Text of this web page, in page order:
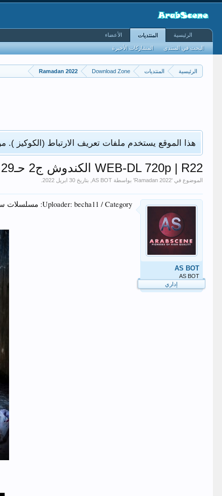
الرئيسية المنتديات Download Zone
Ramadan 2022
هذا الموقع يستخدم ملفات تعريف الارتباط (الكوكيز ).
WEB-DL 720p | R22 الكندوش ج2 حـ29
الموضوع في 'Ramadan 2022' بواسطةAS BOT , بتاريخ
‏30 ابريل 2022
AS BOT
AS BOT
إداري
Uploader: becha11 / Category: مسلسلات سورية / Seeders: 1 / Leechers: 3 / Size: 846.48 MB / Snatched: 0 x times
الرئيسية المنتديات
البحث في المنتدى المشاركات الأخيرة
الأعضاء